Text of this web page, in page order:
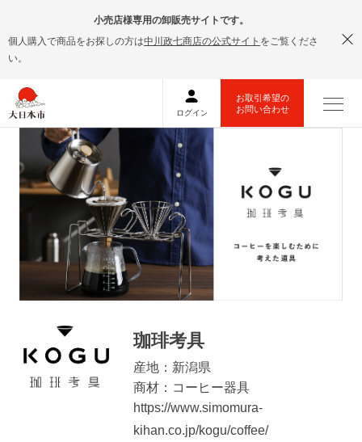
小売店様専用の卸販売サイトです。
個人購入で商品をお探しの方は中川政七商店の公式サイト をご覧くださ
い。
珈琲考具
産地：新潟県
商材：コーヒー器具
https://www.simomura-
kihan.co.jp/kogu/coffee/